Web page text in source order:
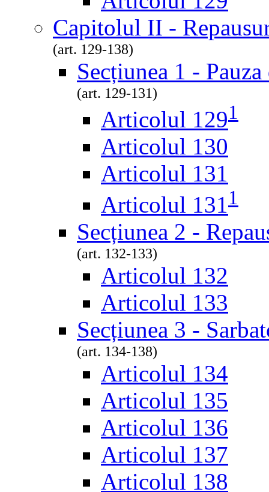
Capitolul II -
(art. 129-138)
Secțiunea 1 -
(art. 129-131)
Articolul 1291
Articolul 130
Articolul 131
Articolul 1311
Secțiunea 2 -
(art. 132-133)
Articolul 132
Articolul 133
Secțiunea 3 -
(art. 134-138)
Articolul 134
Articolul 135
Articolul 136
Articolul 137
Articolul 138